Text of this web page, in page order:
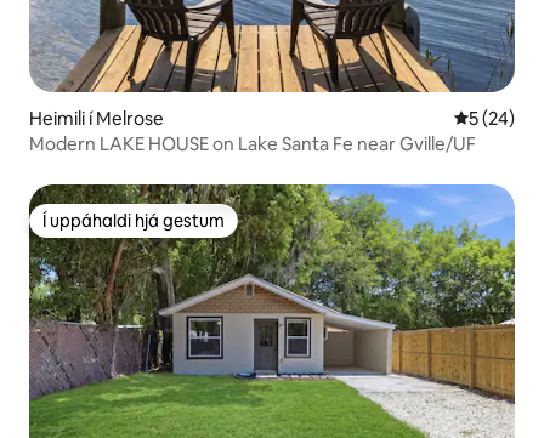
Heimili í Melrose 5 af 5 í
5 (24)
Modern LAKE HOUSE on Lake Santa Fe near Gville/UF
Í uppáhaldi hjá gestum
Í uppáhaldi hjá gestum